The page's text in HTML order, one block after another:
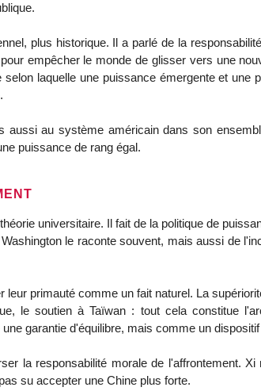
plus historique. Il a parlé de la
empêcher le monde de glisser vers une
laquelle une puissance émergente et
aussi au système américain dans son
puissance de rang égal.
universitaire. Il fait de la politique de
le raconte souvent, mais aussi de
primauté comme un fait naturel. La
le soutien à Taïwan : tout cela constitue
garantie d'équilibre, mais comme un
la responsabilité morale de l'affrontement.
su accepter une Chine plus forte.